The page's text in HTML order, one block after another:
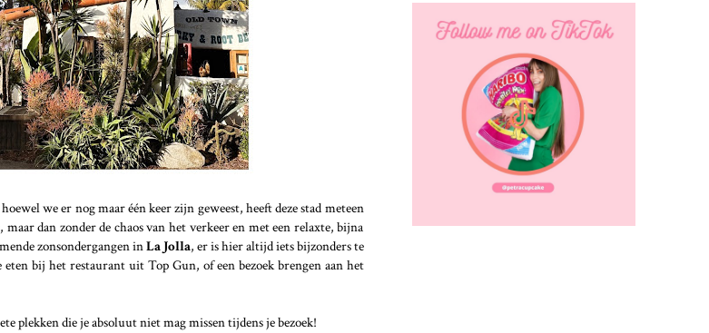
we er nog maar één keer zijn geweest, heeft deze stad meteen
dan zonder de chaos van het verkeer en met een relaxte, bijna
zonsondergangen inLa Jolla, er is hier altijd iets bijzonders te
bij het restaurant uit Top Gun, of een bezoek brengen aan het
plekken die je absoluut niet mag missen tijdens je bezoek!